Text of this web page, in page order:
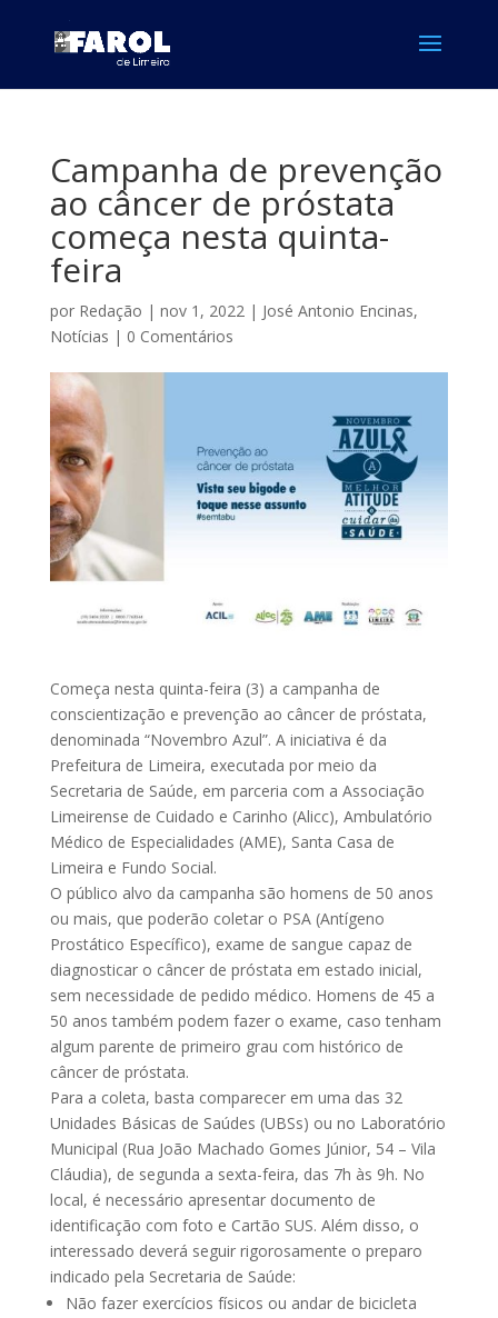
Campanha de prevenção
ao câncer de próstata
começa nesta quinta-
feira
por Redação | nov 1, 2022| José Antonio Encinas,
Notícias | 0 Comentários
Começa nesta quinta-feira (3) a campanha de
conscientização e prevenção ao câncer de próstata,
denominada “Novembro Azul”. A iniciativa é da
Prefeitura de Limeira, executada por meio da
Secretaria de Saúde, em parceria com a Associação
Limeirense de Cuidado e Carinho (Alicc), Ambulatório
Médico de Especialidades (AME), Santa Casa de
Limeira e Fundo Social.
O público alvo da campanha são homens de 50 anos
ou mais, que poderão coletar o PSA (Antígeno
Prostático Específico), exame de sangue capaz de
diagnosticar o câncer de próstata em estado inicial,
sem necessidade de pedido médico. Homens de 45 a
50 anos também podem fazer o exame, caso tenham
algum parente de primeiro grau com histórico de
câncer de próstata.
Para a coleta, basta comparecer em uma das 32
Unidades Básicas de Saúdes (UBSs) ou no Laboratório
Municipal (Rua João Machado Gomes Júnior, 54 – Vila
Cláudia), de segunda a sexta-feira, das 7h às 9h. No
local, é necessário apresentar documento de
identificação com foto e Cartão SUS. Além disso, o
interessado deverá seguir rigorosamente o preparo
indicado pela Secretaria de Saúde:
Não fazer exercícios físicos ou andar de bicicleta